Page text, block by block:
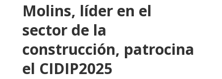
Molins, líder en el
sector de la
construcción, patrocina
el CIDIP2025